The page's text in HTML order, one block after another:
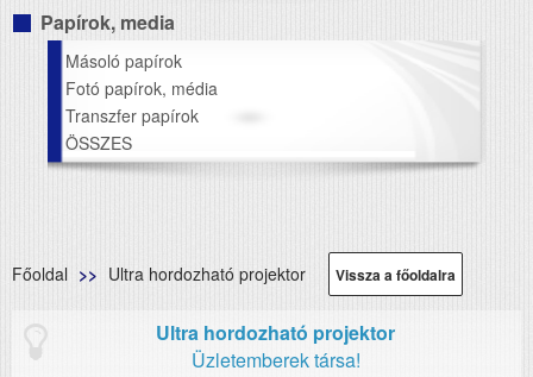
Papírok, media
Másoló papírok
Fotó papírok, média
Transzfer papírok
ÖSSZES
Főoldal Ultra hordozható projektor Vissza a főoldalra
Ultra hordozható projektor
Üzletemberek társa!